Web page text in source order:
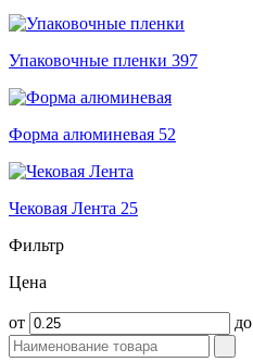
Упаковочные пленки 397
Форма алюминевая 52
Чековая Лента 25
Фильтр
Цена
от до